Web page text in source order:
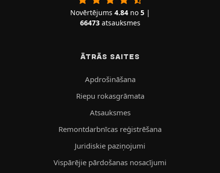
Novērtējums 4.84no 5|
66473atsauksmes
ĀTRĀS SAITES
Apdrošināšana
Riepu rokasgrāmata
Atsauksmes
Remontdarbnīcas reģistrēšana
Juridiskie paziņojumi
Vispārējie pārdošanas nosacījumi